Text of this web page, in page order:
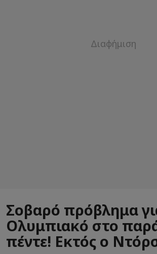
Σοβαρό πρόβλημα
Ολυμπιακό στο
πέντε! Εκτός ο